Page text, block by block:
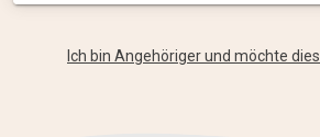
Ich bin Angehöriger und möchte